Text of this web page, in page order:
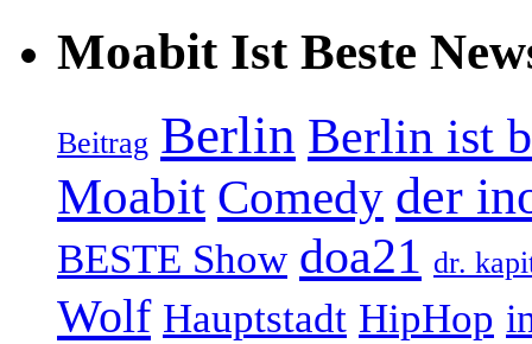
Moabit Ist Beste
Beitrag Berlin Berlin ist
Moabit Comedy der
BESTE Show doa21 dr.
Wolf Hauptstadt HipHop